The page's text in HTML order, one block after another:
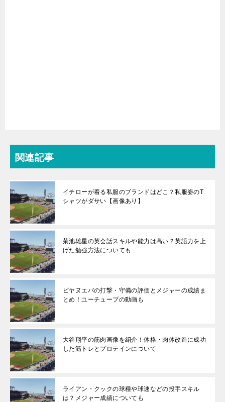
関連記事
イチローが着る私服のブランドはどこ？私服姿のT
シャツがダサい【画像あり】
菊池雄星の英会話スキルや能力は高い？英語力を上
げた勉強方法についても
ビヤヌエバの打撃・守備の評価とメジャーの成績ま
とめ！ユーチューブの動画も
大谷翔平の筋肉画像を紹介！体格・肉体改造に成功
した筋トレとプロテインについて
ライアン・クックの球種や球速などの投手スキル
は？メジャー成績についても